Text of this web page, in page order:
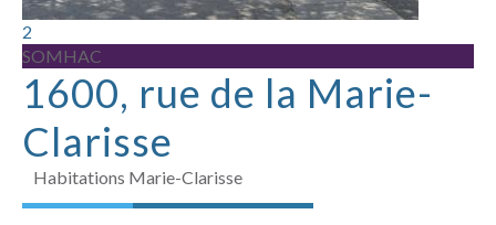
2
SOMHAC
1600, rue de la Marie-
Clarisse
Habitations Marie-Clarisse